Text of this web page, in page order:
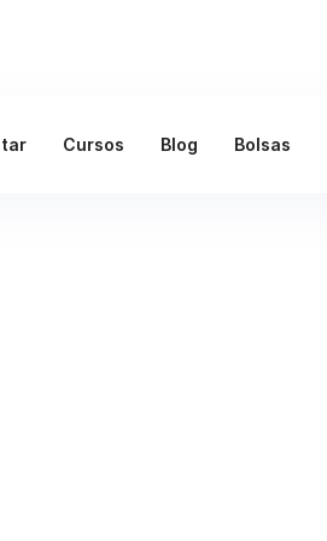
Cursos Blog Bolsas